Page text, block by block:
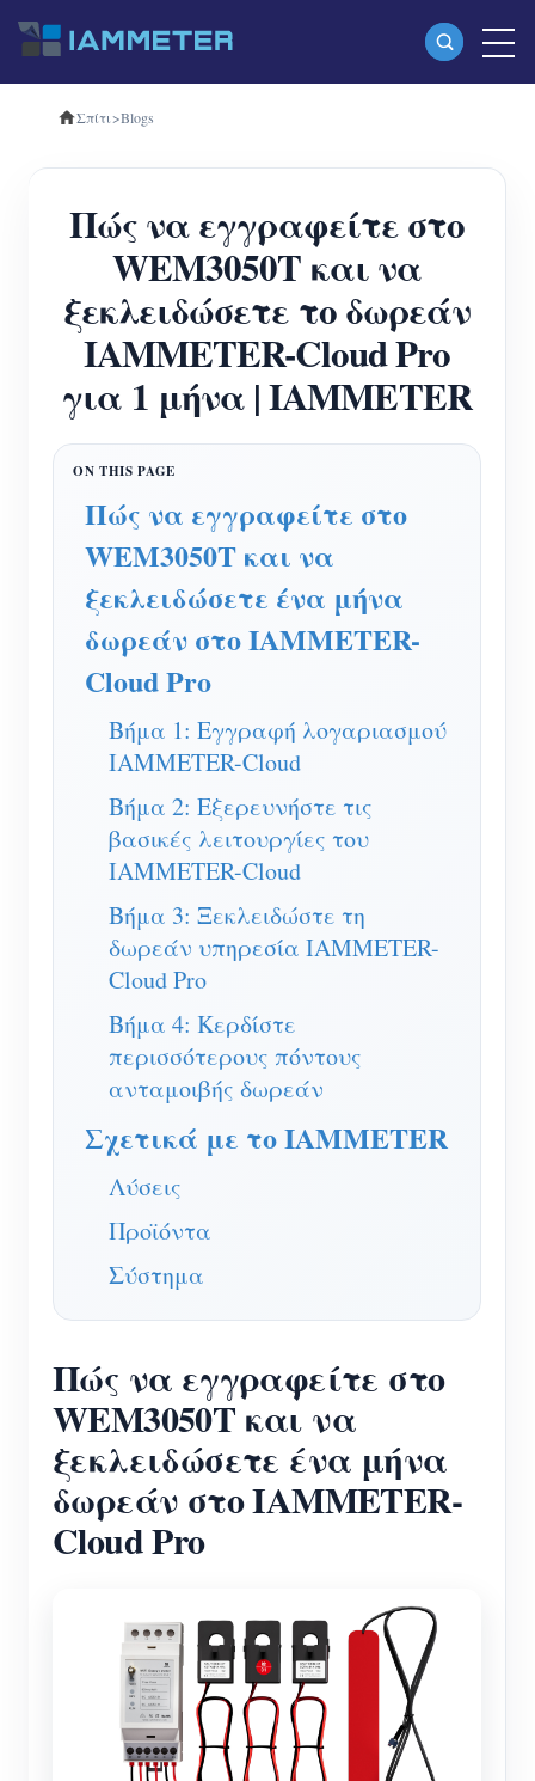
Προϊόντα
(WEM3080)
Τριφασικός μετρητής ενέργειας Wi-Fi
(WEM3080T)
Τριφασικός μετρητής ενέργειας Wi-Fi
(WEM3046T)
Ελεγκτής ισχύος WiFi
IAMMETER Cloud Pro
Υπηρεσία αυτο-φιλοξενίας
Φορτιστής EV
IAMMETER Simulator
Εικονικός μετρητής
Σύστημα Πρόβλεψης και Προσομοίωσης
Ενέργειας
Εφαρμογές
Επιτηρητής ενέργειας ηλιακού φωτοβολταϊκού
Παρακολούθηση Χρήσης Ηλεκτρικής Ενέργειας
Σύστημα ελέγχου Φ/Β θερμαντήρα
Οικιακός αυτοματισμός
Ενεργειακή Παρακολούθηση Εργοστασίων
Κατάστημα
Πόροι
Γρήγορη εκκίνηση προϊόντος
Εγγραφο
Εκπαιδευτικό βίντεο
FAQ
Νέα
Blogs
Κοινότητα
Προγραμματιστής
Πρόγραμμα επιβράβευσης
Επικοινωνία
Σπίτι>Blogs
Πώς να εγγραφείτε στο
WEM3050T και να
ξεκλειδώσετε το δωρεάν
IAMMETER-Cloud Pro
για 1 μήνα | IAMMETER
Πώς να εγγραφείτε στο
WEM3050T και να
ξεκλειδώσετε ένα μήνα
δωρεάν στο IAMMETER-
Cloud Pro
Βήμα 1: Εγγραφή λογαριασμού
IAMMETER-Cloud
Βήμα 2: Εξερευνήστε τις
βασικές λειτουργίες του
IAMMETER-Cloud
Βήμα 3: Ξεκλειδώστε τη
δωρεάν υπηρεσία IAMMETER-
Cloud Pro
Βήμα 4: Κερδίστε
περισσότερους πόντους
ανταμοιβής δωρεάν
Σχετικά με το IAMMETER
Λύσεις
Προϊόντα
Σύστημα
Πώς να εγγραφείτε στο
WEM3050T και να
ξεκλειδώσετε ένα μήνα
δωρεάν στο IAMMETER-
Cloud Pro